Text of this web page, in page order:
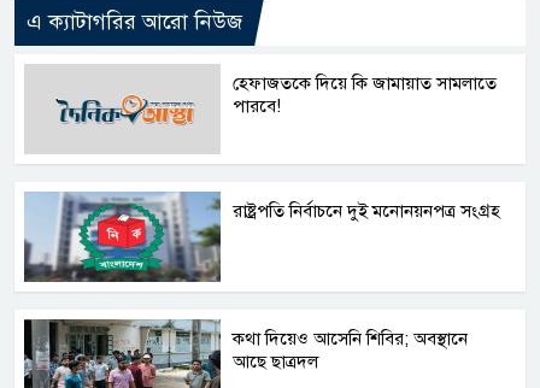
এ ক্যাটাগরির আরো নিউজ
হেফাজতকে দিয়ে কি জামায়াত সামলাতে
পারবে!
রাষ্ট্রপতি নির্বাচনে দুই মনোনয়নপত্র সংগ্রহ
কথা দিয়েও আসেনি শিবির; অবস্থানে
আছে ছাত্রদল